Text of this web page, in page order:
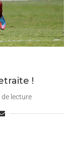
!
lecture